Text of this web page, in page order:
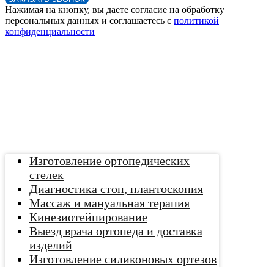
Нажимая на кнопку, вы даете согласие на обработку
персональных данных и соглашаетесь c политикой
конфиденциальности
Изготовление ортопедических
стелек
Диагностика стоп, плантоскопия
Массаж и мануальная терапия
Кинезиотейпирование
Выезд врача ортопеда и доставка
изделий
Изготовление силиконовых ортезов